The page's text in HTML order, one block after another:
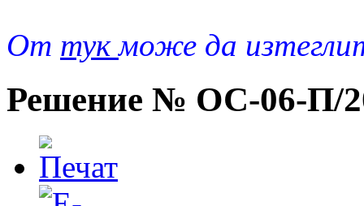
От тукможе да
Решение № ОС-06-П/